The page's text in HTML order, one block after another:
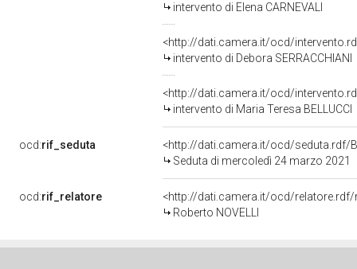
intervento di Elena CARNEVALI
<http://dati.camera.it/ocd/
intervento di Debora SERRACCHIANI
<http://dati.camera.it/ocd/
intervento di Maria Teresa BELLUCCI
ocd:rif_seduta
<http://dati.camera.it/ocd/seduta.rdf/
Seduta di mercoledì 24 marzo 2021
ocd:rif_relatore
<http://dati.camera.it/ocd/relatore.rdf/
Roberto NOVELLI